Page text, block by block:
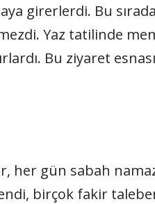
girerlerdi. Bu
Yaz tatilinde
Bu ziyaret
her gün sabah
birçok fakir